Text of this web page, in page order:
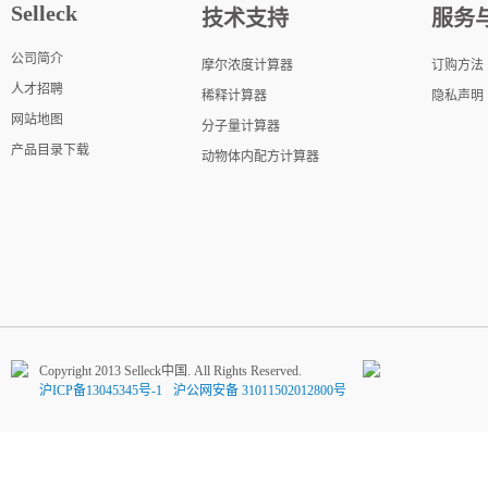
Selleck
公司简介
人才招聘
网站地图
产品目录下载
技术支持
摩尔浓度计算器
稀释计算器
分子量计算器
动物体内配方计算器
服务
订购方法
隐私声明
Copyright 2013 Selleck中国. All Rights Reserved.
沪ICP备13045345号-1
沪公网安备 31011502012800号